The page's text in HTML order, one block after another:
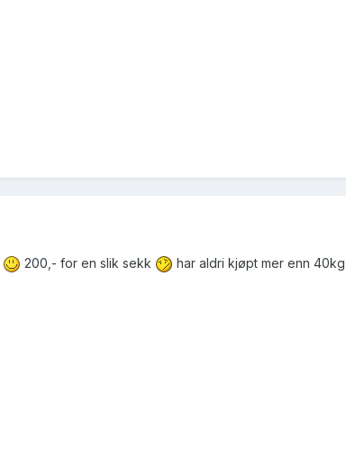
200,- for en slik sekk
har aldri kjøpt mer enn 40kg